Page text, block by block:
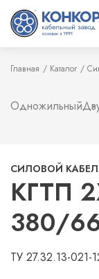
Главная Каталог
Одножильный
СИЛОВОЙ
КГТП
380/
ТУ 27.32.13-021-